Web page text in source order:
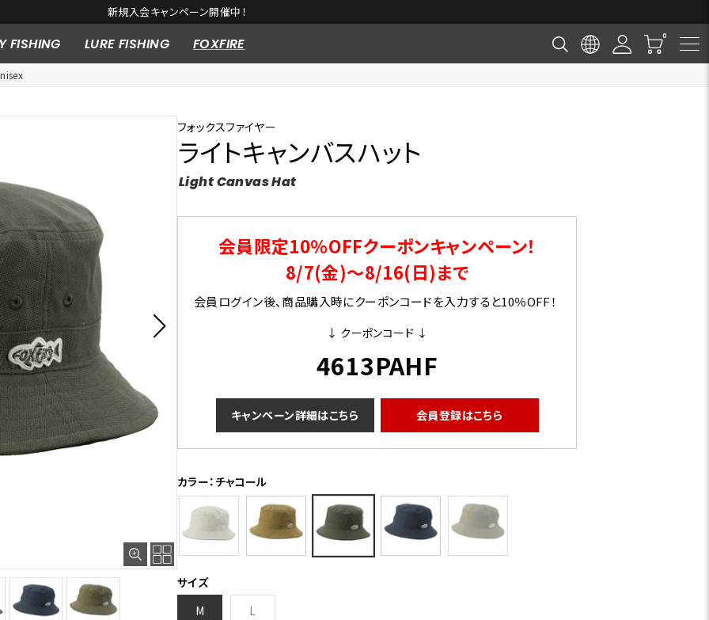
新規入会キャンペーン開催中！
FISHING LURE FISHING FOXFIRE
フォックスファイヤー
ライトキャンバスハット
Light Canvas Hat
会員限定10％OFFクーポンキャンペーン！
8/7(金)～8/16(日)まで
会員ログイン後、商品購入時にクーポンコードを入力すると10％OFF！
↓ クーポンコード ↓
4613PAHF
キャンペーン詳細はこちら 会員登録はこちら
カラー：チャコール
サイズ
M
L